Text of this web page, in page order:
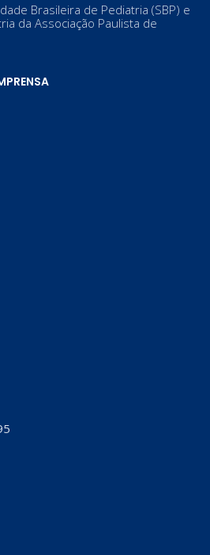
Brasileira de Pediatria (SBP) e
da Associação Paulista de